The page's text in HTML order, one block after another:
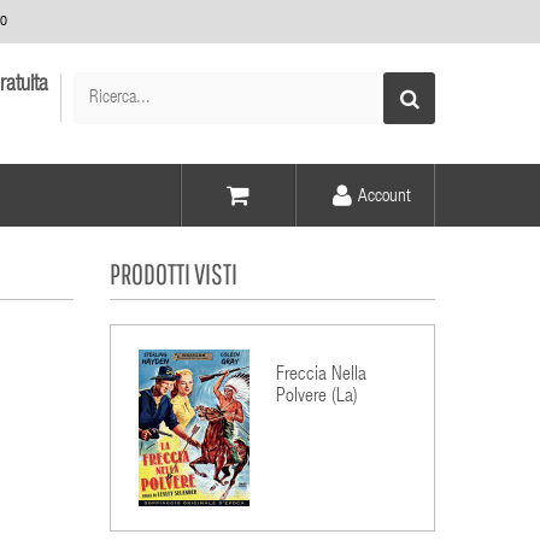
Elementi -
Account
PRODOTTI VISTI
Freccia Nella
Polvere (La)